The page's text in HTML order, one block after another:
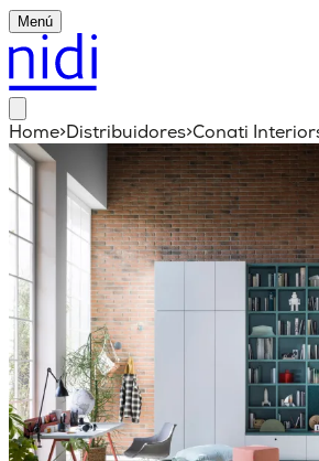
Menú
Home>Distribuidores>Conati